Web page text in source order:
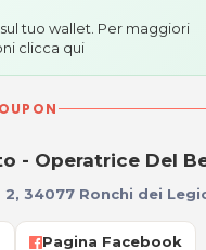
tuo wallet. Per maggiori
clicca qui
- Operatrice Del
34077 Ronchi dei
Pagina Facebook